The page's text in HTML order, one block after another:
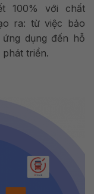
100% với chất
ra: từ việc bảo
dụng đến hỗ
triển.